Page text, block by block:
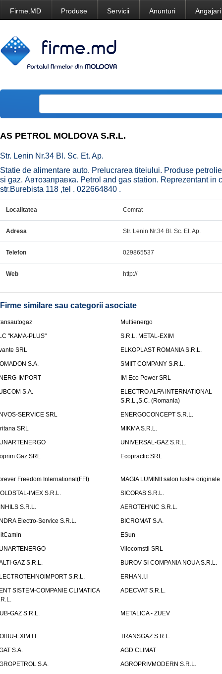
Firme.MD Produse Servicii Anunturi Angajari
AS PETROL MOLDOVA S.R.L.
Str. Lenin Nr.34 Bl. Sc. Et. Ap.
Statie de alimentare auto. Prelucrarea titeiului. Produse
si gaz. Автозаправкa. Petrol and gas station. Reprezentant in
str.Burebista 118 ,tel . 022664840 .
Localitatea Comrat
Adresa Str. Lenin Nr.34 Bl. Sc. Et. Ap.
Telefon 029865537
Web http://
Firme similare sau categorii asociate
Multienergo
"KAMA-PLUS"
S.R.L. METAL-EXIM
SRL
ELKOPLAST ROMANIA S.R.L.
S.A.
SMIIT COMPANY S.R.L.
IMPORT
IM Eco Power SRL
S.A.
ELECTRO ALFA INTERNATIONAL
S.R.L.,S.C. (Romania)
SERVICE SRL
ENERGOCONCEPT S.R.L.
SRL
MIKMA S.R.L.
UNIVERSAL-GAZ S.R.L.
Gaz SRL
Ecopractic SRL
Freedom International(FFI)
MAGIA LUMINII salon lustre originale
IMEX S.R.L.
SICOPAS S.R.L.
S.R.L.
AEROTEHNIC S.R.L.
Electro-Service S.R.L.
BICROMAT S.A.
ESun
Vilocomstil SRL
GAZ S.R.L.
BUROV SI COMPANIA NOUA S.R.L.
S.R.L.
ERHAN.I.I
SISTEM-COMPANIE CLIMATICA
ADECVAT S.R.L.
GAZ S.R.L. METALICA - ZUEV
EXIM I.I.
TRANSGAZ S.R.L.
S.A.
AGD CLIMAT
S.A.
AGROPRIVMODERN S.R.L.